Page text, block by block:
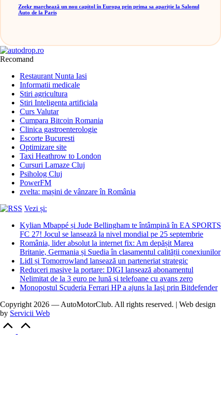
Zeekr marchează un nou capitol în Europa prin prima sa apariție la Salonul
Auto de la Paris
Recomand
Restaurant Nunta Iasi
Informatii medicale
Stiri agricultura
Stiri Inteligenta artificiala
Curs Valutar
Cumpara Bitcoin Romania
Clinica gastroenterologie
Escorte Bucuresti
Optimizare site
Taxi Heathrow to London
Cursuri Lamaze Cluj
Psiholog Cluj
PowerFM
zvelta: mașini de vânzare în România
Vezi și:
Kylian Mbappé și Jude Bellingham te întâmpină în EA SPORTS
FC 27! Jocul se lansează la nivel mondial pe 25 septembrie
România, lider absolut la internet fix: Am depășit Marea
Britanie, Germania și Suedia în clasamentul calității conexiunilor
Lidl și Tomorrowland lansează un parteneriat strategic
Reduceri masive la portare: DIGI lansează abonamentul
Nelimitat de la 3 euro pe lună și telefoane cu avans zero
Monopostul Scuderia Ferrari HP a ajuns la Iași prin Bitdefender
Copyright 2026 — AutoMotorClub. All rights reserved. | Web design
by Servicii Web